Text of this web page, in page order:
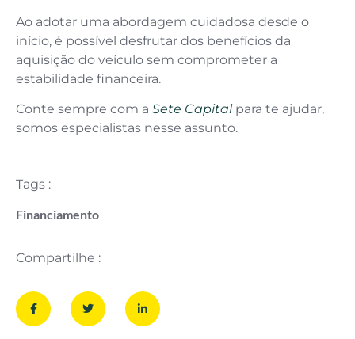
Ao adotar uma abordagem cuidadosa desde o
início, é possível desfrutar dos benefícios da
aquisição do veículo sem comprometer a
estabilidade financeira.
Conte sempre com a Sete Capitalpara te ajudar,
somos especialistas nesse assunto.
Tags :
Financiamento
Compartilhe :